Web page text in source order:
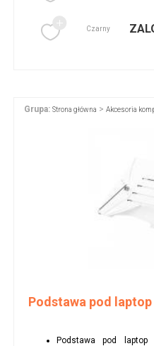
Czarny
Grupa: Strona główna > Akcesoria
Podstawa pod
Podstawa pod laptop